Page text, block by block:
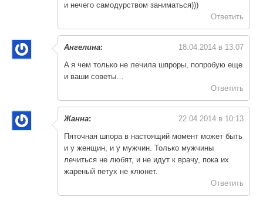
и нечего самодурством заниматься)))
Ответить
Ангелина:
18.04.2014 в 13:07
A я чем только не лечила шпроры, попробую еще
и ваши советы…
Ответить
Жанна:
22.04.2014 в 10:13
Пяточная шпора в настоящий момент может быть
и у женщин, и у мужчин. Только мужчины
лечиться не любят, и не идут к врачу, пока их
жареный петух не клюнет.
Ответить